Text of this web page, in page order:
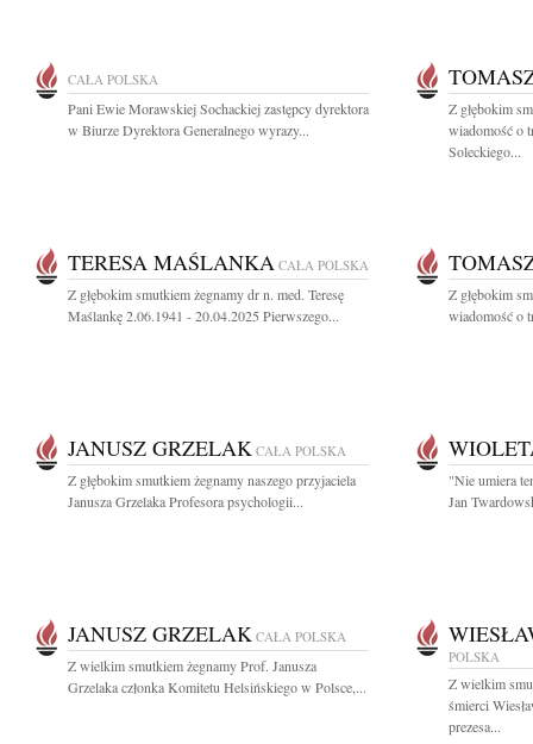
CAŁA POLSKA
Pani Ewie Morawskiej Sochackiej zastępcy dyrektora
w Biurze Dyrektora Generalnego wyrazy...
Z głębokim
wiadomość o
Soleckiego...
TERESA MAŚLANKA CAŁA POLSKA
Z głębokim smutkiem żegnamy dr n. med. Teresę
Maślankę 2.06.1941 - 20.04.2025 Pierwszego...
Z głębokim
wiadomość o
JANUSZ GRZELAK CAŁA POLSKA
Z głębokim smutkiem żegnamy naszego przyjaciela
Janusza Grzelaka Profesora psychologii...
"Nie umiera
Jan
JANUSZ GRZELAK CAŁA POLSKA
Z wielkim smutkiem żegnamy Prof. Janusza
Grzelaka członka Komitetu Helsińskiego w Polsce,...
POLSKA
Z wielkim
śmierci
prezesa...